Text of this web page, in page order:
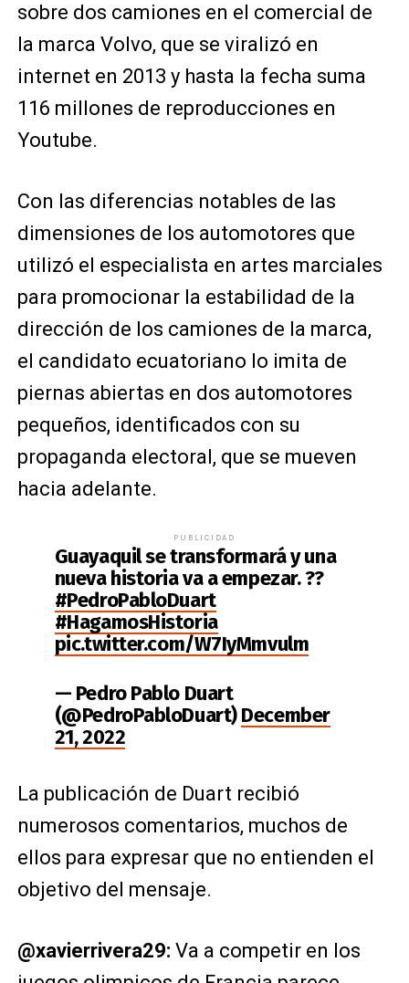
sobre dos camiones en el comercial de
la marca Volvo, que se viralizó en
internet en 2013 y hasta la fecha suma
116 millones de reproducciones en
Youtube.
Con las diferencias notables de las
dimensiones de los automotores que
utilizó el especialista en artes marciales
para promocionar la estabilidad de la
dirección de los camiones de la marca,
el candidato ecuatoriano lo imita de
piernas abiertas en dos automotores
pequeños, identificados con su
propaganda electoral, que se mueven
hacia adelante.
PUBLICIDAD
Guayaquil se transformará y una
nueva historia va a empezar. ??
#PedroPabloDuart
#HagamosHistoria
pic.twitter.com/W7IyMmvulm
— Pedro Pablo Duart
(@PedroPabloDuart)December
21, 2022
La publicación de Duart recibió
numerosos comentarios, muchos de
ellos para expresar que no entienden el
objetivo del mensaje.
@xavierrivera29: Va a competir en los